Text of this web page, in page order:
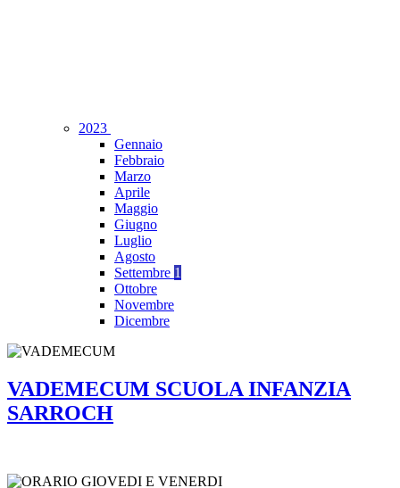
2023
Gennaio
Febbraio
Marzo
Aprile
Maggio
Giugno
Luglio
Agosto
Settembre 1
Ottobre
Novembre
Dicembre
VADEMECUM SCUOLA INFANZIA
SARROCH